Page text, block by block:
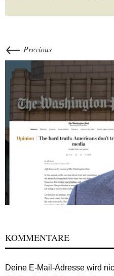
← Previous
KOMMENTARE
Deine E-Mail-Adresse wird